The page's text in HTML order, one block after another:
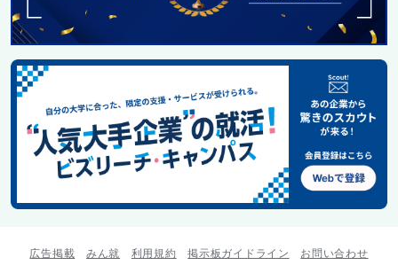
広告掲載 みん就 利用規約 掲示板ガイドライン お問い合わせ